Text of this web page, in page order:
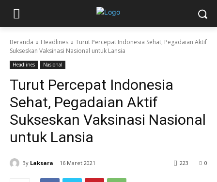
Beranda Headlines
Turut Percepat Indonesia Sehat, Pegadaian Aktif
Sukseskan Vaksinasi Nasional untuk Lansia
Headlines Nasional
Turut Percepat Indonesia
Sehat, Pegadaian Aktif
Sukseskan Vaksinasi Nasional
untuk Lansia
By Laksara 16 Maret 2021 0
223